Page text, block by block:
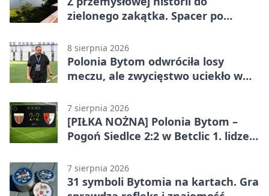
zielonego zakątka. Spacer po
8 sierpnia 2026
Polonia Bytom odwróciła losy
meczu, ale zwycięstwo uciekło w
7 sierpnia 2026
[PIŁKA NOŻNA] Polonia Bytom –
Pogoń Siedlce 2:2 w Betclic 1. lidze.
ale stracili zwycięstwo
7 sierpnia 2026
31 symboli Bytomia na kartach. Gra